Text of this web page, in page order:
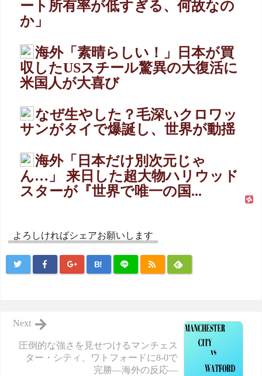
ート所有率が低すぎる、何故なの
か」
海外「素晴らしい！」日本が買
収したUSスチール驚異の大復活に
米国人が大喜び
なぜ生やした？毛深いクロワッ
サンがタイで爆誕し、世界が動揺
海外「日本だけ別次元じゃ
ん…」 来日した超大物ハリウッド
スターが『世界で唯一の国...
よろしければシェアお願いします
B!
圧倒的な強さを見せつけるマンチェス
ター・シティ、ワトフォードに8-0で
完勝―海外の反応―
Next